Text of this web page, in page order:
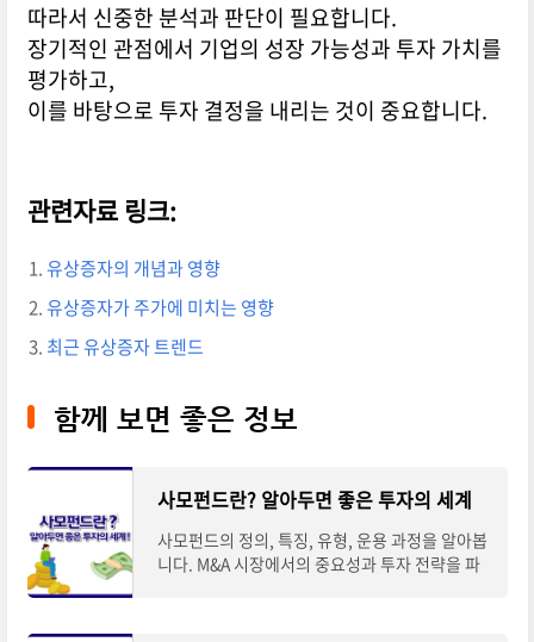
따라서 신중한 분석과 판단이 필요합니다.
장기적인 관점에서 기업의 성장 가능성과 투자 가치를
평가하고,
이를 바탕으로 투자 결정을 내리는 것이 중요합니다.
관련자료 링크:
유상증자의 개념과 영향
유상증자가 주가에 미치는 영향
최근 유상증자 트렌드
함께 보면 좋은 정보
사모펀드란? 알아두면 좋은 투자의 세계
사모펀드의 정의, 특징, 유형, 운용 과정을 알아봅
니다. M&A 시장에서의 중요성과 투자 전략을 파